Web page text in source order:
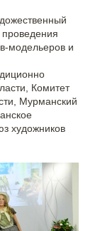
модельеров и
Комитет
Мурманский
художников